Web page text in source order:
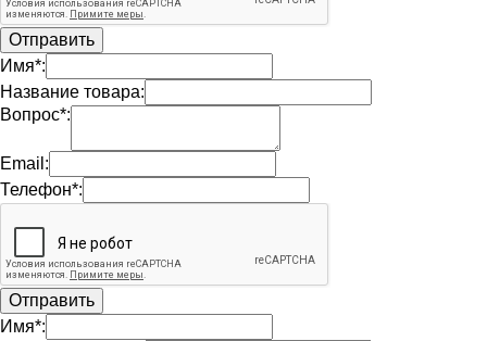
Имя*:
Название товара:
Вопрос*:
Email:
Телефон*:
Имя*: